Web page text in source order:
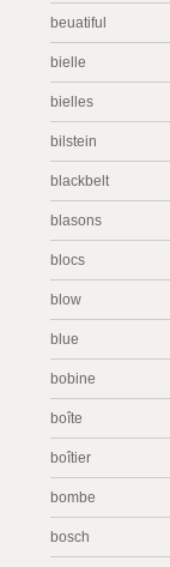
beuatiful
bielle
bielles
bilstein
blackbelt
blasons
blocs
blow
blue
bobine
boîte
boîtier
bombe
bosch